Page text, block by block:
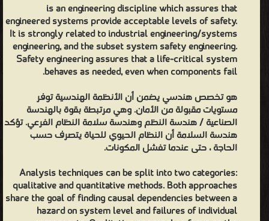
is an engineering discipline which assures that
engineered systems provide acceptable levels of safety.
It is strongly related to industrial engineering/systems
engineering, and the subset system safety engineering.
Safety engineering assures that a life-critical system
behaves as needed, even when components fail.
هو تخصص هندسي يضمن أن الأنظمة الهندسية توفر
مستويات مقبولة من الأمان. وهي مرتبطة بقوة بالهندسة
الصناعية / هندسة النظم وهندسة سلامة النظام الفرعي. تؤكد
هندسة السلامة أن النظام الحيوي للحياة يتصرف حسب
الحاجة ، حتى عندما تفشل المكونات.
Analysis techniques can be split into two categories:
qualitative and quantitative methods. Both approaches
share the goal of finding causal dependencies between a
hazard on system level and failures of individual